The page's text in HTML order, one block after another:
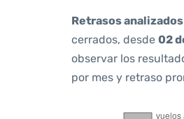
Retrasos
cerrados, desde 02
observar los
por mes y retraso